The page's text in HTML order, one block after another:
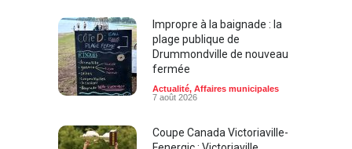
Impropre à la baignade : la
plage publique de
Drummondville de nouveau
fermée
Actualité, Affaires municipales
7 août 2026
Coupe Canada Victoriaville-